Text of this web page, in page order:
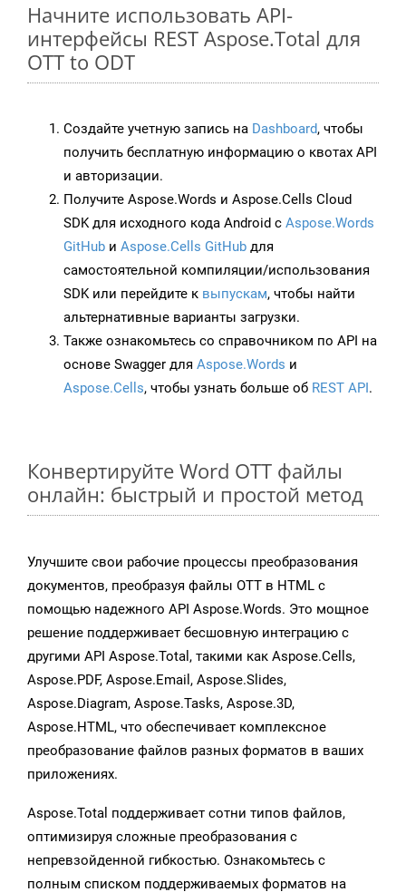
Начните использовать API-
интерфейсы REST Aspose.Total для
OTT to ODT
Создайте учетную запись на Dashboard, чтобы
получить бесплатную информацию о квотах API
и авторизации.
Получите Aspose.Words и Aspose.Cells Cloud
SDK для исходного кода Android с Aspose.Words
GitHub и Aspose.Cells GitHub для
самостоятельной компиляции/использования
SDK или перейдите к выпускам, чтобы найти
альтернативные варианты загрузки.
Также ознакомьтесь со справочником по API на
основе Swagger для Aspose.Words и
Aspose.Cells, чтобы узнать больше об REST API.
Конвертируйте Word OTT файлы
онлайн: быстрый и простой метод
Улучшите свои рабочие процессы преобразования
документов, преобразуя файлы OTT в HTML с
помощью надежного API Aspose.Words. Это мощное
решение поддерживает бесшовную интеграцию с
другими API Aspose.Total, такими как Aspose.Cells,
Aspose.PDF, Aspose.Email, Aspose.Slides,
Aspose.Diagram, Aspose.Tasks, Aspose.3D,
Aspose.HTML, что обеспечивает комплексное
преобразование файлов разных форматов в ваших
приложениях.
Aspose.Total поддерживает сотни типов файлов,
оптимизируя сложные преобразования с
непревзойденной гибкостью. Ознакомьтесь с
полным списком поддерживаемых форматов на